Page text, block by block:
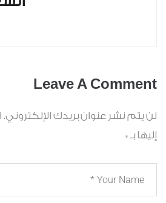
Leave A Comment
لن يتم نشر عنوان بريدك الإلكتروني.
إليها بـ *